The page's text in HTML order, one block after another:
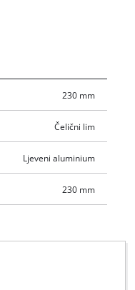
230 mm
Čelični lim
Ljeveni aluminium
230 mm